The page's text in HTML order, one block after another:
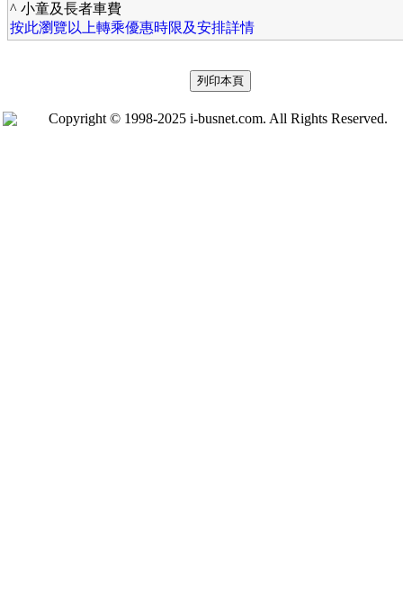
^ 小童及長者車費
按此瀏覽以上轉乘優惠時限及安排詳情
Copyright © 1998-2025 i-busnet.com. All Rights Reserved.